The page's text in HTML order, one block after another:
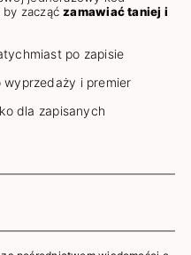
by zacząćzamawiać taniej i
po zapisie
i premier
dla zapisanych